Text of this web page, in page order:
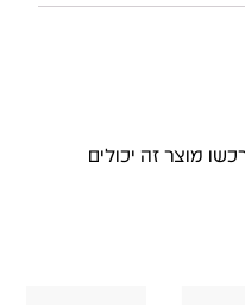
מוצר זה יכולים